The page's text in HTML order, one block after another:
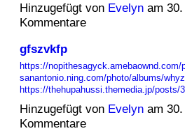
Hinzugefügt von Evelynam 30.
Kommentare
gfszvkfp
https://nopithesagyck.amebaownd.com/
sanantonio.ning.com/photo/albums/
https://thehupahussi.themedia.jp/posts/
Hinzugefügt von Evelynam 30.
Kommentare